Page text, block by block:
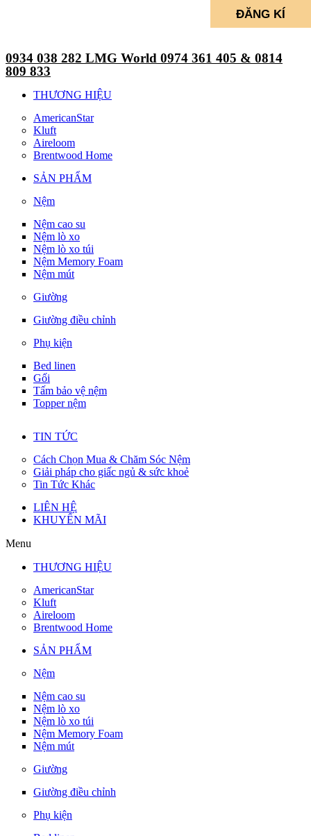
0934 038 282 LMG World 0974 361 405 & 0814
809 833
THƯƠNG HIỆU
AmericanStar
Kluft
Aireloom
Brentwood Home
SẢN PHẨM
Nệm
Nệm cao su
Nệm lò xo
Nệm lò xo túi
Nệm Memory Foam
Nệm mút
Giường
Giường điều chỉnh
Phụ kiện
Bed linen
Gối
Tấm bảo vệ nệm
Topper nệm
TIN TỨC
Cách Chọn Mua & Chăm Sóc Nệm
Giải pháp cho giấc ngủ & sức khoẻ
Tin Tức Khác
LIÊN HỆ
KHUYẾN MÃI
Menu
THƯƠNG HIỆU
AmericanStar
Kluft
Aireloom
Brentwood Home
SẢN PHẨM
Nệm
Nệm cao su
Nệm lò xo
Nệm lò xo túi
Nệm Memory Foam
Nệm mút
Giường
Giường điều chỉnh
Phụ kiện